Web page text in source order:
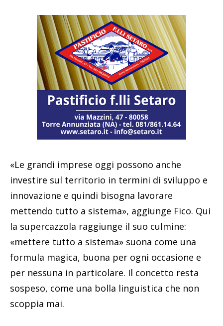
«Le grandi imprese oggi possono anche
investire sul territorio in termini di sviluppo e
innovazione e quindi bisogna lavorare
mettendo tutto a sistema», aggiunge Fico. Qui
la supercazzola raggiunge il suo culmine:
«mettere tutto a sistema» suona come una
formula magica, buona per ogni occasione e
per nessuna in particolare. Il concetto resta
sospeso, come una bolla linguistica che non
scoppia mai.